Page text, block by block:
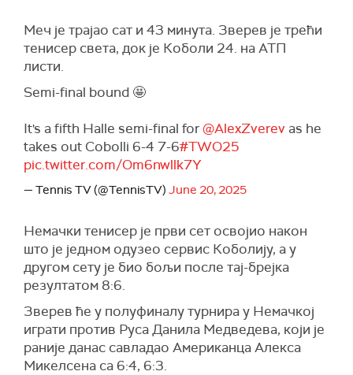
Меч је трајао сат и 43 минута. Зверев је трећи
тенисер света, док је Коболи 24. на АТП
листи.
Semi-final bound 🤩
It's a fifth Halle semi-final for @AlexZverev as he
takes out Cobolli 6-4 7-6#TWO25
pic.twitter.com/Om6nwllk7Y
— Tennis TV (@TennisTV) June 20, 2025
Немачки тенисер је први сет освојио након
што је једном одузео сервис Коболију, а у
другом сету је био бољи после тај-брејка
резултатом 8:6.
Зверев ће у полуфиналу турнира у Немачкој
играти против Руса Данила Медведева, који је
раније данас савладао Американца Алекса
Микелсена са 6:4, 6:3.